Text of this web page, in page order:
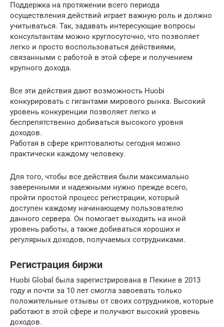
Поддержка на протяжении всего периода
осуществления действий играет важную роль и должно
учитываться. Так, задавать интересующие вопросы
консультантам можно круглосуточно, что позволяет
легко и просто воспользоваться действиями,
связанными с работой в этой сфере и получением
крупного дохода.
Все эти действия дают возможность Huobi
конкурировать с гигантами мирового рынка. Высокий
уровень конкуренции позволяет легко и
беспрепятственно добиваться высокого уровня
доходов.
Работая в сфере криптовалюты сегодня можно
практически каждому человеку.
Для того, чтобы все действия были максимально
заверенными и надежными нужно прежде всего,
пройти простой процесс регистрации, который
доступен каждому начинающему пользователю
данного сервера. Он помогает выходить на иной
уровень работы, а также добиваться хороших и
регулярных доходов, получаемых сотрудниками.
Регистрация биржи
Huobi Global была зарегистрирована в Пекине в 2013
году и почти за 10 лет смогла завоевать только
положительные отзывы от своих сотрудников, которые
работают в этой сфере и получают высокий уровень
доходов.